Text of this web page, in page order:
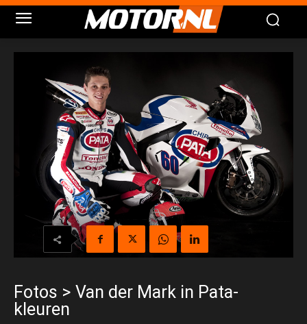
Fotos > Van der Mark in Pata-
kleuren